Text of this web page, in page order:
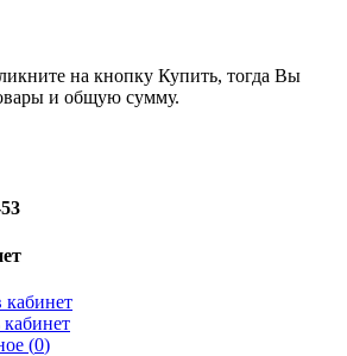
на кнопку Купить, тогда Вы
и общую сумму.
кабинет
(0)